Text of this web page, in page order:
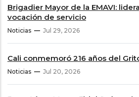
Brigadier Mayor de la EMAVI:
vocación de servicio
Noticias Jul 29, 2026
Cali conmemoró 216 años del
Noticias Jul 20, 2026